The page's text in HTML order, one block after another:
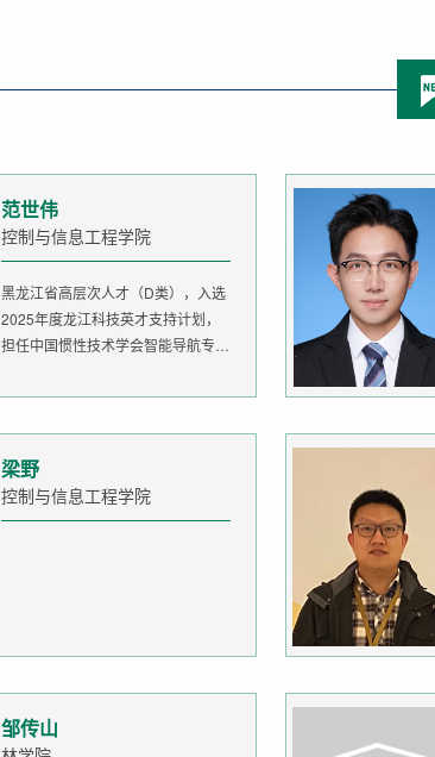
范世伟
控制与信息工程学院
黑龙江省高层次人才（D类），入选
2025年度龙江科技英才支持计划，
担任中国惯性技术学会智能导航专委
梁野
控制与信息工程学院
邹传山